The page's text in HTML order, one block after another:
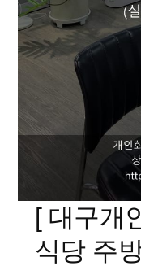
[ 대구개
식당 주